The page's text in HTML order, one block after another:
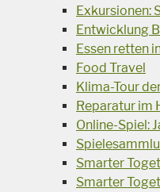
Exkursionen:
Entwicklung
Essen retten
Food Travel
Klima-Tour
Reparatur im
Online-Spiel:
Smarter
Smarter